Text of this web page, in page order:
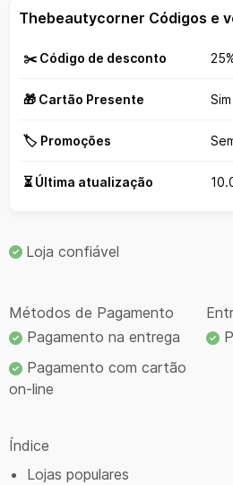
Thebeautycorner Códigos e
✂️ Código de desconto
🎁 Cartão Presente Sim
🏷️ Promoções
⏳ Última atualização
Loja confiável
Métodos de Pagamento
Pagamento na entrega
Pagamento com cartão
on-line
Índice
Lojas populares